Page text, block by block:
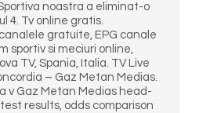
noastra a eliminat-o
4. Tv online gratis.
gratuite, EPG canale
sportiv si meciuri online,
TV, Spania, Italia. TV Live
– Gaz Metan Medias.
v Gaz Metan Medias head-
results, odds comparison